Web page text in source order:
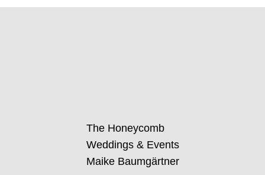
The Honeycomb
Weddings & Events
Maike Baumgärtner